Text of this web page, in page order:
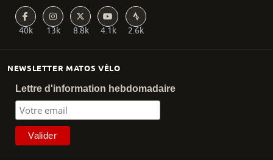
NEWSLETTER MATOS VÉLO
Lettre d'information hebdomadaire
40k 13k 8.8k 4.1k 2.6k